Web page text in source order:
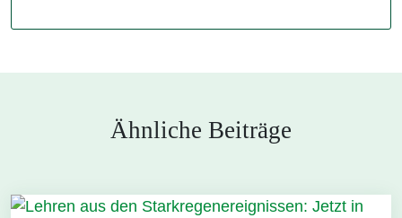
Ähnliche Beiträge